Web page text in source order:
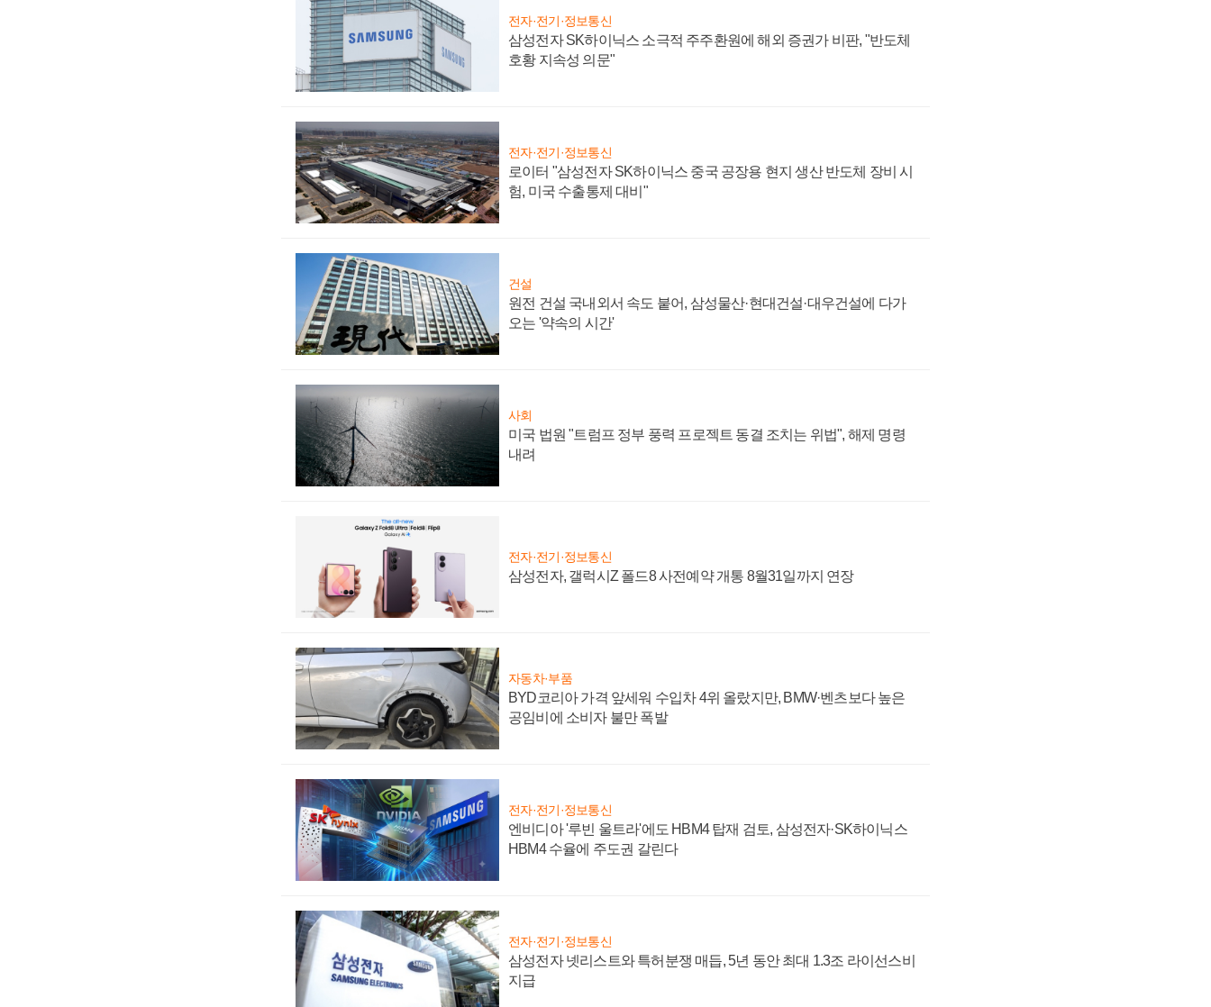
전자·전기·정보통신
삼성전자 SK하이닉스 소극적 주주환원에 해외 증권가 비판, "반도체
호황 지속성 의문"
전자·전기·정보통신
로이터 "삼성전자 SK하이닉스 중국 공장용 현지 생산 반도체 장비 시
험, 미국 수출통제 대비"
건설
원전 건설 국내외서 속도 붙어, 삼성물산·현대건설·대우건설에 다가
오는 '약속의 시간'
사회
미국 법원 "트럼프 정부 풍력 프로젝트 동결 조치는 위법", 해제 명령
내려
전자·전기·정보통신
삼성전자, 갤럭시Z 폴드8 사전예약 개통 8월31일까지 연장
자동차·부품
BYD코리아 가격 앞세워 수입차 4위 올랐지만, BMW·벤츠보다 높은
공임비에 소비자 불만 폭발
전자·전기·정보통신
엔비디아 '루빈 울트라'에도 HBM4 탑재 검토, 삼성전자·SK하이닉스
HBM4 수율에 주도권 갈린다
전자·전기·정보통신
삼성전자 넷리스트와 특허분쟁 매듭, 5년 동안 최대 1.3조 라이선스비
지급